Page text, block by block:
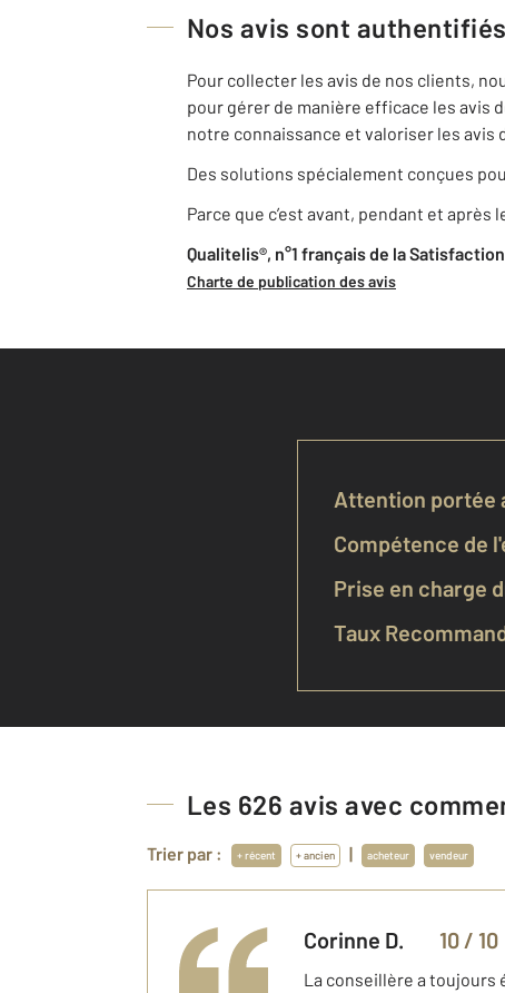
Nos avis sont
Pour collecter les avis de nos clients,
pour gérer de manière efficace les avis
notre connaissance et valoriser les avis
Des solutions spécialement conçues
Parce que c’est avant, pendant et
Qualitelis®, n°1 français de la
Charte de publication des avis
Attention portée
Compétence de
Prise en charge
Taux
Les 626 avis avec
Trier par : + récent + ancien | acheteur vendeur
Corinne D. 10 / 10
La conseillère a toujours